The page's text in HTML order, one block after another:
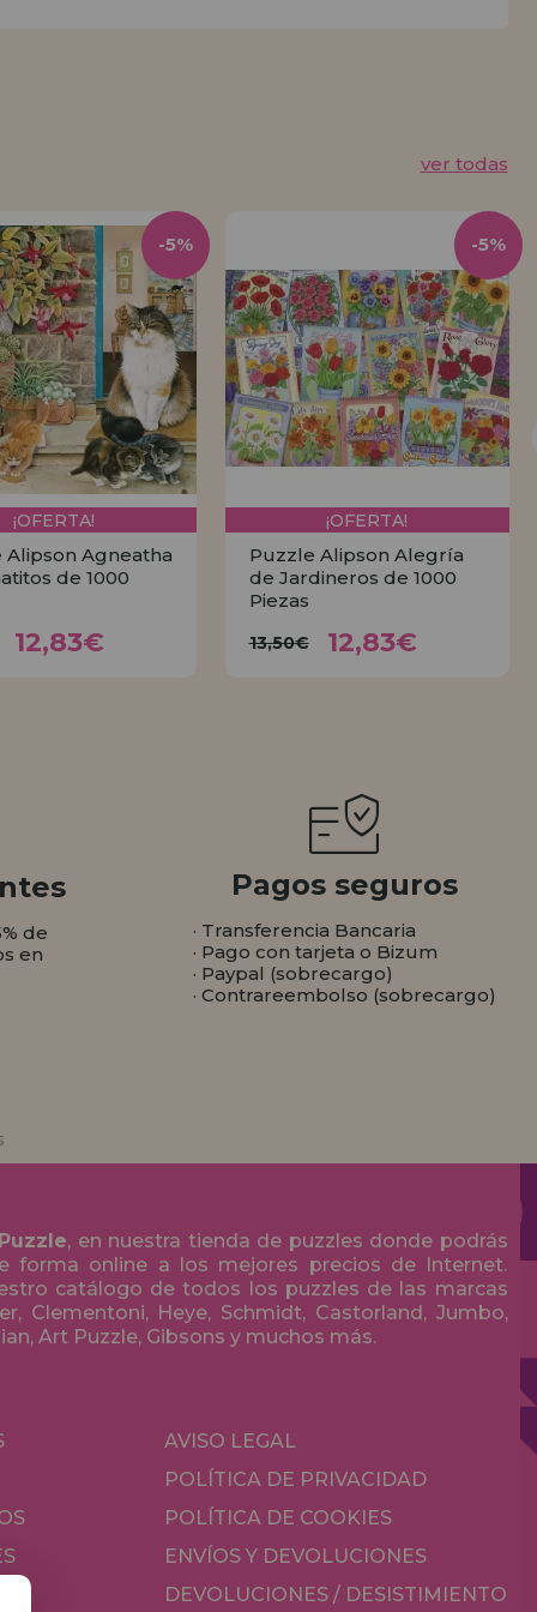
ver todas
¡OFERTA!
Alipson Agneatha
de 1000
12,83€
-5%
¡OFERTA!
Puzzle Alipson Alegría
de Jardineros de 1000
Piezas
13,50€ 12,83€
-5%
de
en
Pagos seguros
· Transferencia Bancaria
· Pago con tarjeta o Bizum
· Paypal (sobrecargo)
· Contrareembolso (sobrecargo)
, en nuestra tienda de puzzles donde podrás
forma online a los mejores precios de Internet.
catálogo de todos los puzzles de las marcas
Clementoni, Heye, Schmidt, Castorland, Jumbo,
Art Puzzle, Gibsons y muchos más.
AVISO LEGAL
POLÍTICA DE PRIVACIDAD
POLÍTICA DE COOKIES
ENVÍOS Y DEVOLUCIONES
DEVOLUCIONES / DESISTIMIENTO